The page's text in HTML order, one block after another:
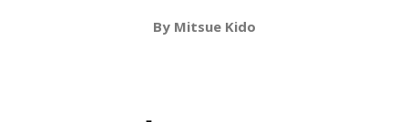
By Mitsue Kido